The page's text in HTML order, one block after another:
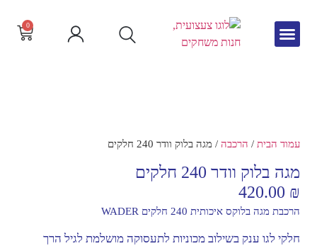
0
עמוד הבית / הרכבה / מגה בלוק וודר 240 חלקים
מגה בלוק וודר 240 חלקים
420.00 ₪
הרכבת מגה בלוקס איכותית 240 חלקים WADER
חלקי לגו ענק בשילוב מכוניות לתעסוקה מושלמת לגיל הרך